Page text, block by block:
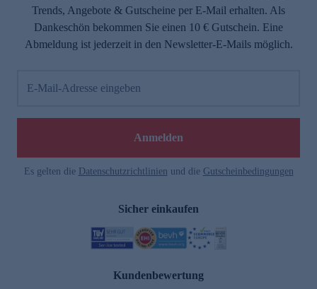
Trends, Angebote & Gutscheine per E-Mail erhalten. Als
Dankeschön bekommen Sie einen 10 € Gutschein. Eine
Abmeldung ist jederzeit in den Newsletter-E-Mails möglich.
E-Mail-Adresse eingeben
Anmelden
Es gelten die Datenschutzrichtlinien und die Gutscheinbedingungen
Sicher einkaufen
Kundenbewertung